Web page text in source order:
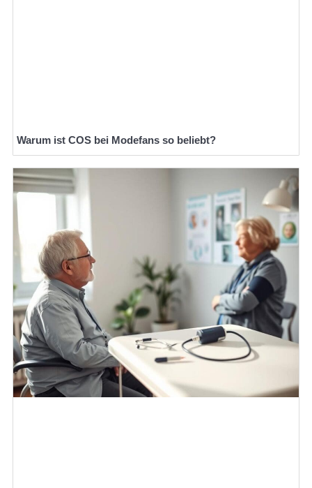
Warum ist COS bei Modefans so beliebt?